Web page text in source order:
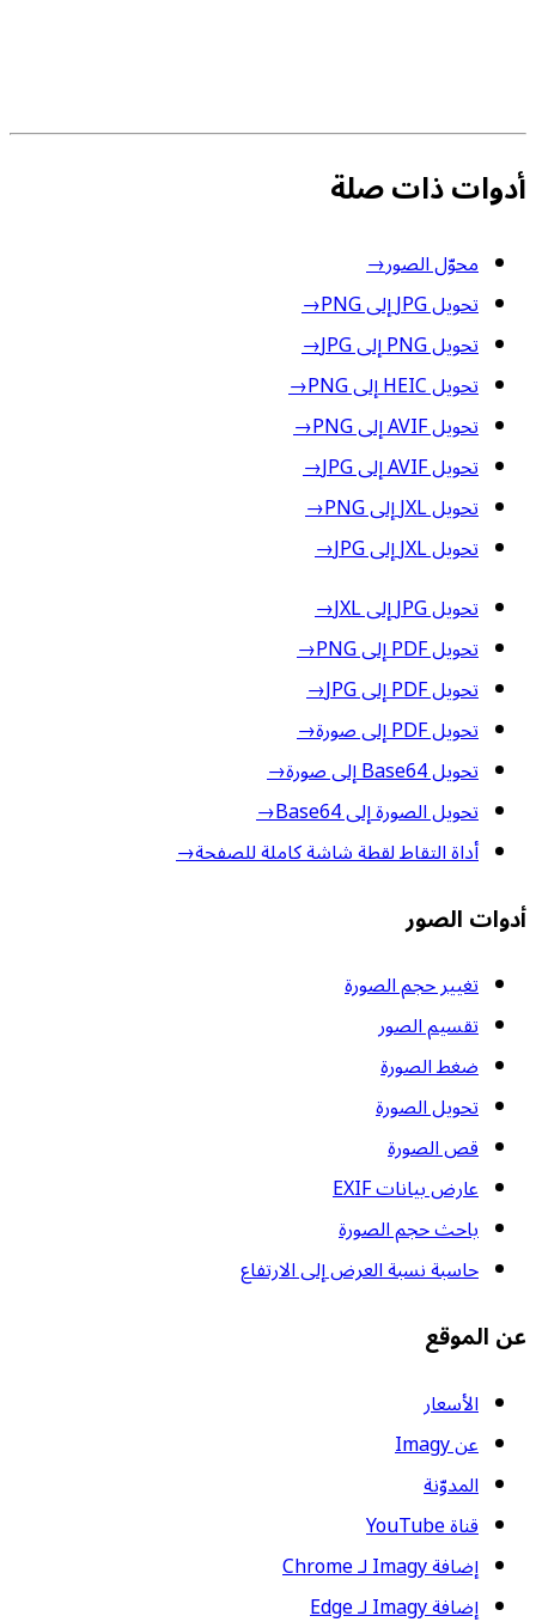
أدوات ذات صلة
محوّل الصور→
تحويل JPG إلى PNG
→
تحويل PNG إلى JPG
→
تحويل HEIC إلى PNG
→
تحويل AVIF إلى PNG
→
تحويل AVIF إلى JPG
→
تحويل JXL إلى PNG
→
تحويل JXL إلى JPG
→
تحويل JPG إلى JXL
→
تحويل PDF إلى PNG
→
تحويل PDF إلى JPG
→
تحويل PDF إلى صورة
→
تحويل Base64 إلى صورة
→
تحويل الصورة إلى Base64
→
أداة التقاط لقطة شاشة كاملة للصفحة→
أدوات الصور
تغيير حجم الصورة
تقسيم الصور
ضغط الصورة
تحويل الصورة
قص الصورة
عارض بيانات EXIF
باحث حجم الصورة
حاسبة نسبة العرض إلى الارتفاع
عن الموقع
الأسعار
عن Imagy
المدوّنة
قناة YouTube
إضافة Imagy لـ Chrome
إضافة Imagy لـ Edge